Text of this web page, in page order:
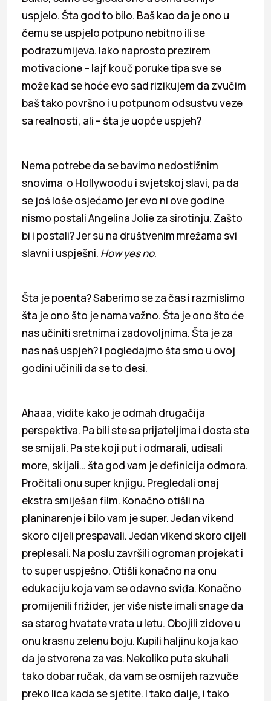
uspjelo. Šta god to bilo. Baš kao da je ono u
čemu se uspjelo potpuno nebitno ili se
podrazumijeva. Iako naprosto prezirem
motivacione – lajf kouč poruke tipa sve se
može kad se hoće evo sad rizikujem da zvučim
baš tako površno i u potpunom odsustvu veze
sa realnosti, ali – šta je uopće uspjeh?
Nema potrebe da se bavimo nedostižnim
snovima o Hollywoodu i svjetskoj slavi, pa da
se još loše osjećamo jer evo ni ove godine
nismo postali Angelina Jolie za sirotinju. Zašto
bi i postali? Jer su na društvenim mrežama svi
slavni i uspješni. How yes no.
Šta je poenta? Saberimo se za čas i razmislimo
šta je ono što je nama važno. Šta je ono što će
nas učiniti sretnima i zadovoljnima. Šta je za
nas naš uspjeh? I pogledajmo šta smo u ovoj
godini učinili da se to desi.
Ahaaa, vidite kako je odmah drugačija
perspektiva. Pa bili ste sa prijateljima i dosta ste
se smijali. Pa ste koji put i odmarali, udisali
more, skijali… šta god vam je definicija odmora.
Pročitali onu super knjigu. Pregledali onaj
ekstra smiješan film. Konačno otišli na
planinarenje i bilo vam je super. Jedan vikend
skoro cijeli prespavali. Jedan vikend skoro cijeli
preplesali. Na poslu završili ogroman projekat i
to super uspješno. Otišli konačno na onu
edukaciju koja vam se odavno sviđa. Konačno
promijenili frižider, jer više niste imali snage da
sa starog hvatate vrata u letu. Obojili zidove u
onu krasnu zelenu boju. Kupili haljinu koja kao
da je stvorena za vas. Nekoliko puta skuhali
tako dobar ručak, da vam se osmijeh razvuče
preko lica kada se sjetite. I tako dalje, i tako